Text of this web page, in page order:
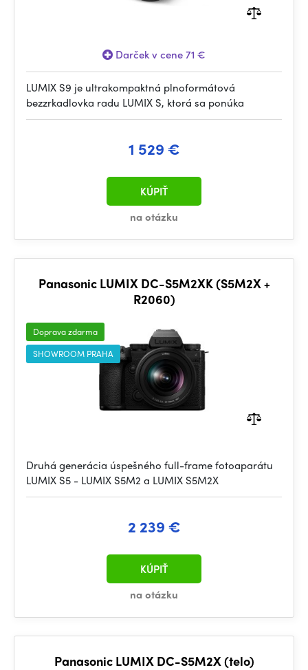
Darček v cene 71 €
LUMIX S9 je ultrakompaktná plnoformátová
bezzrkadlovka radu LUMIX S, ktorá sa ponúka
1 529 €
na otázku
KÚPIŤ
Panasonic LUMIX DC-S5M2XK (S5M2X +
R2060)
Doprava zdarma
SHOWROOM PRAHA
Druhá generácia úspešného full-frame fotoaparátu
LUMIX S5 - LUMIX S5M2 a LUMIX S5M2X
2 239 €
na otázku
KÚPIŤ
Panasonic LUMIX DC-S5M2X (telo)